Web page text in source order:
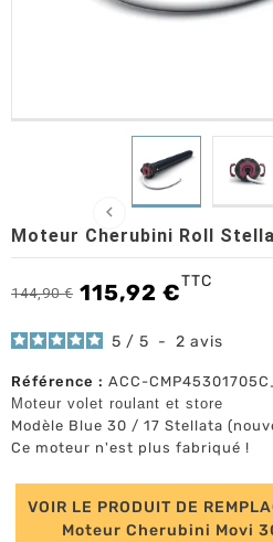

Moteur Cherubini Roll
144,90 € 115,92 €TTC
5 / 5 - 2 avis
Référence : ACC-
Moteur volet roulant et store
Modèle Blue 30 / 17 Stellata
Ce moteur n'est plus fabriqué !
VOIR LE PRODUIT DE
Moteur Cherubini Movi